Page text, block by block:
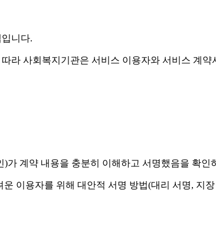
니다.
라 사회복지기관은 서비스 이용자와 서비스 계약
가 계약 내용을 충분히 이해하고 서명했음을 확
이용자를 위해 대안적 서명 방법(대리 서명, 지